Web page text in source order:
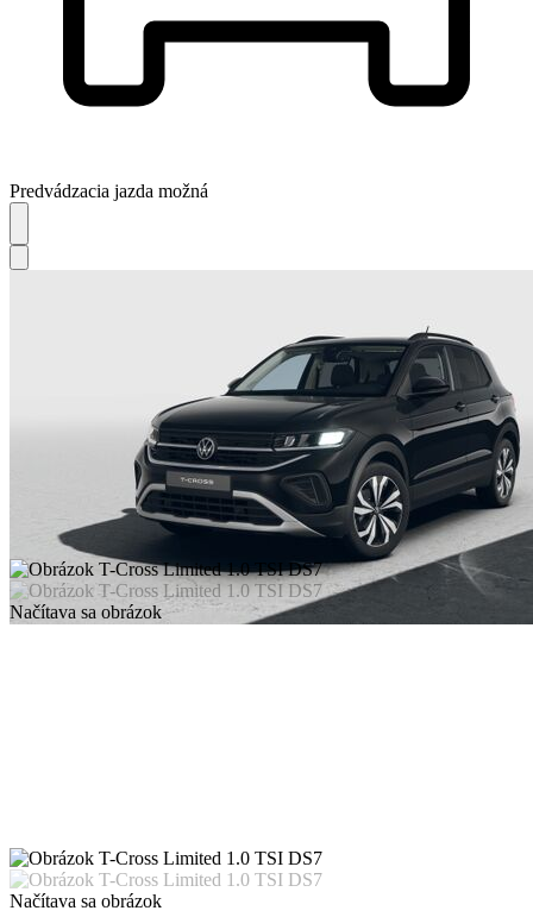
Predvádzacia jazda možná
Načítava sa obrázok
Načítava sa obrázok